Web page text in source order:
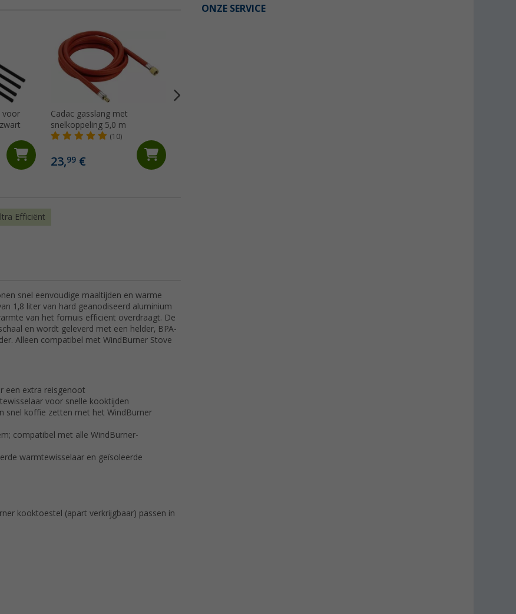
ONZE SERVICE
voor
Cadac gasslang met
snelkoppeling 5,0 m
(10)
23,99 €
Efficiënt
snel eenvoudige maaltijden en warme
1,8 liter van hard geanodiseerd aluminium
van het fornuis efficiënt overdraagt. De
en wordt geleverd met een helder, BPA-
Alleen compatibel met WindBurner Stove
een extra reisgenoot
voor snelle kooktijden
snel koffie zetten met het WindBurner
compatibel met alle WindBurner-
warmtewisselaar en geïsoleerde
kooktoestel (apart verkrijgbaar) passen in